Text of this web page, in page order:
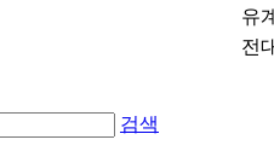
유
전
검색